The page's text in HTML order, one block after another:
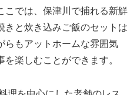
こでは、保津川で捕れる新鮮
きと炊き込みご飯のセットは
らもアットホームな雰囲気
楽しむことができます。